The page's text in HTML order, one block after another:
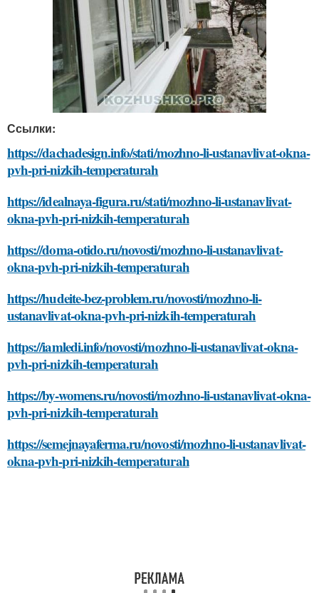
Ссылки:
https://dachadesign.info/stati/mozhno-li-ustanavlivat-okna-
pvh-pri-nizkih-temperaturah
https://idealnaya-figura.ru/stati/mozhno-li-ustanavlivat-
okna-pvh-pri-nizkih-temperaturah
https://doma-otido.ru/novosti/mozhno-li-ustanavlivat-
okna-pvh-pri-nizkih-temperaturah
https://hudeite-bez-problem.ru/novosti/mozhno-li-
ustanavlivat-okna-pvh-pri-nizkih-temperaturah
https://iamledi.info/novosti/mozhno-li-ustanavlivat-okna-
pvh-pri-nizkih-temperaturah
https://by-womens.ru/novosti/mozhno-li-ustanavlivat-okna-
pvh-pri-nizkih-temperaturah
https://semejnayaferma.ru/novosti/mozhno-li-ustanavlivat-
okna-pvh-pri-nizkih-temperaturah